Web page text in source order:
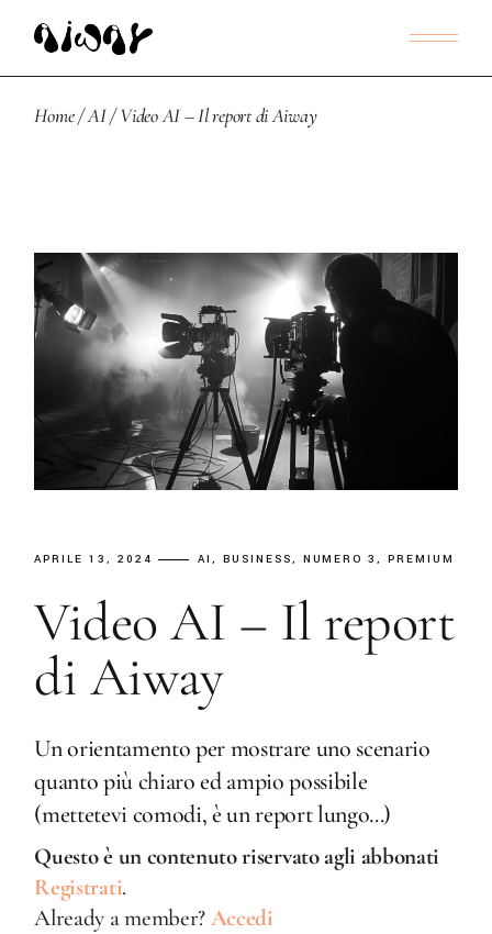
Home AI Video AI – Il report di Aiway
APRILE 13, 2024 AI BUSINESS NUMERO 3 PREMIUM
Video AI – Il report
di Aiway
Un orientamento per mostrare uno scenario
quanto più chiaro ed ampio possibile
(mettetevi comodi, è un report lungo...)
Questo è un contenuto riservato agli abbonati
Registrati.
Already a member? Accedi